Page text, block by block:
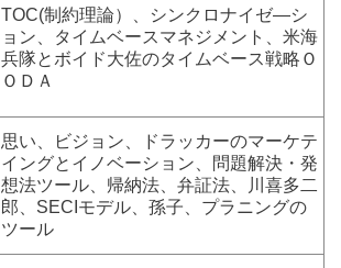
TOC(制約理論）、シンクロナイゼ―シ
ョン、タイムベースマネジメント、米海
兵隊とボイド大佐のタイムベース戦略Ｏ
ＯＤＡ
思い、ビジョン、ドラッカーのマーケテ
イングとイノベーション、問題解決・発
想法ツール、帰納法、弁証法、川喜多二
郎、SECIモデル、孫子、プラニングの
ツール